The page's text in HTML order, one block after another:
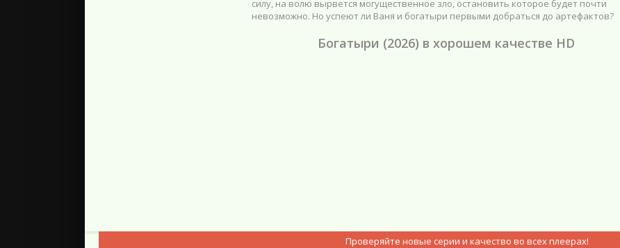
силу, на волю вырвется могущественное зло, остановить которое будет почти
невозможно. Но успеют ли Ваня и богатыри первыми добраться до артефактов?
Богатыри (2026) в хорошем качестве HD
Проверяйте новые серии и качество во всех плеерах!